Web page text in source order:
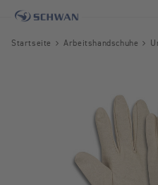
Startseite Arbeitshandschuhe